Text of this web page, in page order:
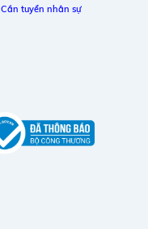
Cần tuyển nhân sự